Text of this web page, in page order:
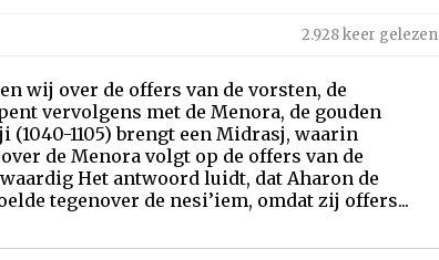
2.928 keer gelezen
wij over de offers van de vorsten, de
vervolgens met de Menora, de gouden
1105) brengt een Midrasj, waarin
de Menora volgt op de offers van de
Het antwoord luidt, dat Aharon de
tegenover de nesi’iem, omdat zij offers...